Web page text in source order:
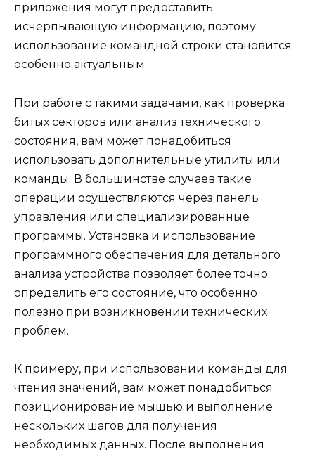
приложения могут предоставить
исчерпывающую информацию, поэтому
использование командной строки становится
особенно актуальным.
При работе с такими задачами, как проверка
битых секторов или анализ технического
состояния, вам может понадобиться
использовать дополнительные утилиты или
команды. В большинстве случаев такие
операции осуществляются через панель
управления или специализированные
программы. Установка и использование
программного обеспечения для детального
анализа устройства позволяет более точно
определить его состояние, что особенно
полезно при возникновении технических
проблем.
К примеру, при использовании команды для
чтения значений, вам может понадобиться
позиционирование мышью и выполнение
нескольких шагов для получения
необходимых данных. После выполнения